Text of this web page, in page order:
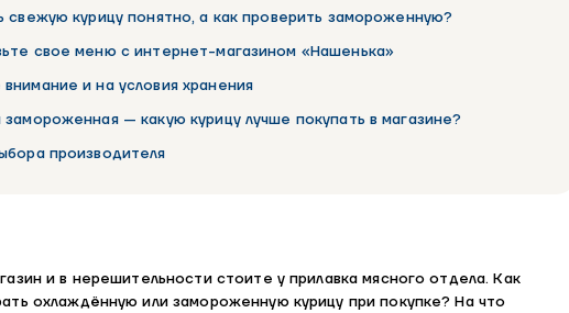
свежую курицу понятно, а как проверить замороженную?
свое меню с интернет-магазином «Нашенька»
и на условия хранения
— какую курицу лучше покупать в магазине?
производителя
и в нерешительности стоите у прилавка мясного отдела. Как
охлаждённую или замороженную курицу при покупке? На что